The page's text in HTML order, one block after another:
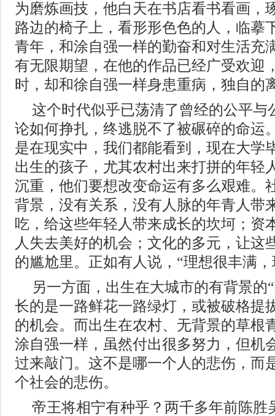
为磨炼画技，他白天在书店看书看画，
路边的椅子上，看形形色色的人，临摹
青年，和涂自强一样的勤奋和对生活充
有无限期望，在他的作品已经广受欢迎
时，却和徐自强一样身患重病，独自的
这个时代似乎已荡清了曾经的公平与
论如何挣扎，终逃脱不了被碾碎的命运
是在现实中，我们都能看到，现在大学
出生的孩子，尤其农村出来打拼的年轻
沉重，他们要想改变命运有多么艰难。
背景，没有关系，没有人脉的年青人带
吃，给这些年轻人带来成长的坎坷；资
人失去美好的机会；文化的多元，让这
的尴尬里。正如有人说，“理想很丰满
另一方面，出生在大城市的有背景的
长的是一路鲜花一路绿灯，或被破格提
的机会。而出生在农村、无背景的草根
涂自强一样，虽然付出很多努力，但机
过来敲门。这不是哪一个人的悲伤，而
个社会的悲伤。
帝王将相宁有种乎？两千多年前陈胜